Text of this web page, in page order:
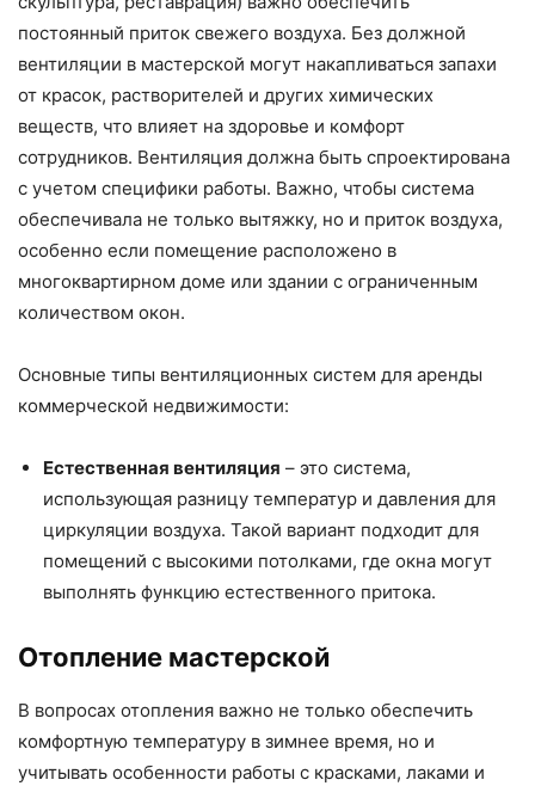
постоянный приток свежего воздуха. Без должной
вентиляции в мастерской могут накапливаться запахи
от красок, растворителей и других химических
веществ, что влияет на здоровье и комфорт
сотрудников. Вентиляция должна быть спроектирована
с учетом специфики работы. Важно, чтобы система
обеспечивала не только вытяжку, но и приток воздуха,
особенно если помещение расположено в
многоквартирном доме или здании с ограниченным
количеством окон.
Основные типы вентиляционных систем для аренды
коммерческой недвижимости:
Естественная вентиляция – это система,
использующая разницу температур и давления для
циркуляции воздуха. Такой вариант подходит для
помещений с высокими потолками, где окна могут
выполнять функцию естественного притока.
Отопление мастерской
В вопросах отопления важно не только обеспечить
комфортную температуру в зимнее время, но и
учитывать особенности работы с красками, лаками и